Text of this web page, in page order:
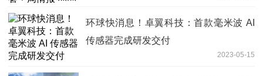
环球快消息！卓翼科技：首款毫米波 AI
传感器完成研发交付
2023-05-15